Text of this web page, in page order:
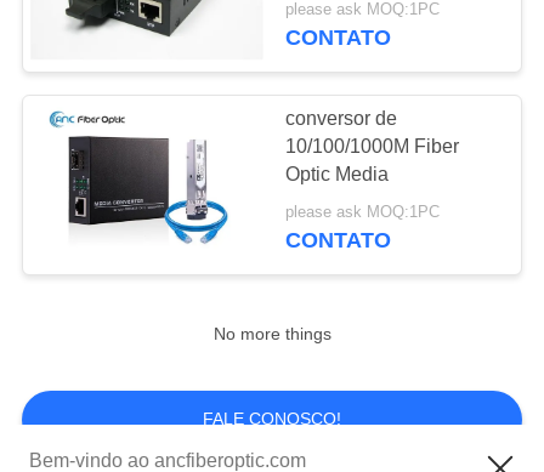
Atenuador da fibra
óptica
23
Fibra Óptica Splitter
please ask MOQ:1PC
CONTATO
conversor de
10/100/1000M Fiber
Optic Media
please ask MOQ:1PC
CONTATO
No more things
FALE CONOSCO!
Bem-vindo ao ancfiberoptic.com